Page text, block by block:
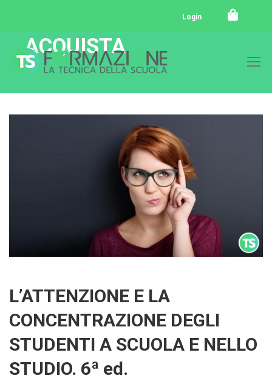
Login
ACQUISTA
L’ATTENZIONE E LA
CONCENTRAZIONE DEGLI
STUDENTI A SCUOLA E NELLO
STUDIO. 6ª ed.